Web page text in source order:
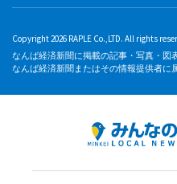
Copyright 2026 RAPLE Co.,LTD. All rights
なんば経済新聞に掲載の記事・写真・図
なんば経済新聞またはその情報提供者に